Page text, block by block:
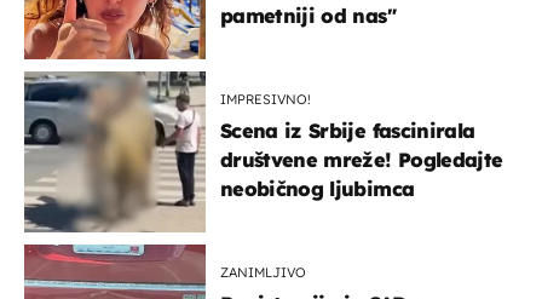
pametniji od nas"
IMPRESIVNO!
Scena iz Srbije fascinirala
društvene mreže! Pogledajte
neobičnog ljubimca
ZANIMLJIVO